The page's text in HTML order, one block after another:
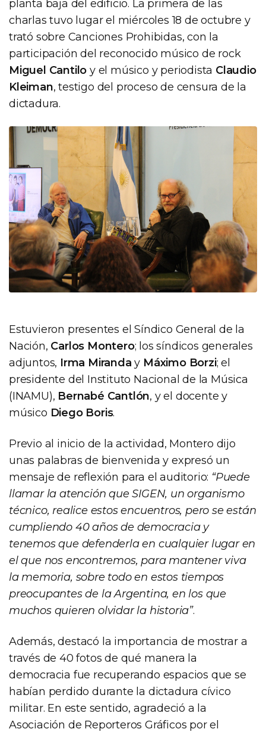
planta baja del edificio. La primera de las
charlas tuvo lugar el miércoles 18 de octubre y
trató sobre Canciones Prohibidas, con la
participación del reconocido músico de rock
Miguel Cantilo y el músico y periodista Claudio
Kleiman, testigo del proceso de censura de la
dictadura.
Estuvieron presentes el Síndico General de la
Nación, Carlos Montero; los síndicos generales
adjuntos, Irma Miranda y Máximo Borzi; el
presidente del Instituto Nacional de la Música
(INAMU), Bernabé Cantlón, y el docente y
músico Diego Boris.
Previo al inicio de la actividad, Montero dijo
unas palabras de bienvenida y expresó un
mensaje de reflexión para el auditorio: “Puede
llamar la atención que SIGEN, un organismo
técnico, realice estos encuentros, pero se están
cumpliendo 40 años de democracia y
tenemos que defenderla en cualquier lugar en
el que nos encontremos, para mantener viva
la memoria, sobre todo en estos tiempos
preocupantes de la Argentina, en los que
muchos quieren olvidar la historia”.
Además, destacó la importancia de mostrar a
través de 40 fotos de qué manera la
democracia fue recuperando espacios que se
habían perdido durante la dictadura cívico
militar. En este sentido, agradeció a la
Asociación de Reporteros Gráficos por el